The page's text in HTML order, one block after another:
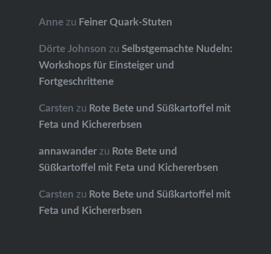
Annezu Feiner Quark-Stuten
Dörte Johnson zu Selbstgemachte Nudeln:
Workshops für Einsteiger und
Fortgeschrittene
Carsten zu Rote Bete und Süßkartoffel mit
Feta und Kichererbsen
annawanderzu Rote Bete und
Süßkartoffel mit Feta und Kichererbsen
Carsten zu Rote Bete und Süßkartoffel mit
Feta und Kichererbsen